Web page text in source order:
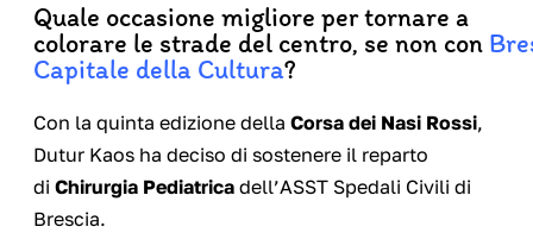
Quale occasione migliore per tornare a
colorare le strade del centro, se non con
Capitale della Cultura?
Con la quinta edizione della Corsa dei Nasi Rossi,
Dutur Kaos ha deciso di sostenere il reparto
di Chirurgia Pediatricadell’ASST Spedali Civili di
Brescia.